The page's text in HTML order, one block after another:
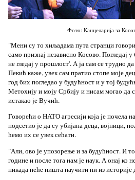
Фото: Канцеларија за
"Мени су то хиљадама пута странци
само признај независно Косово. Погледај
не гледај у прошлост'. А ја сам се трудио
Пекић каже, увек сам пратио стопе моје
год бих погледао у будућност и у тој
Метохију и моју Србију и нисам могао да
истакао је Вучић.
Говорећи о НАТО агресији која је почела
подсетио је да су убијана деца, војници,
ћемо их се увек сећати.
"Али, ово је упозорење и за будућност. И
године и после тога нам је наук. А онај ко
никада неће ништа научити ни из